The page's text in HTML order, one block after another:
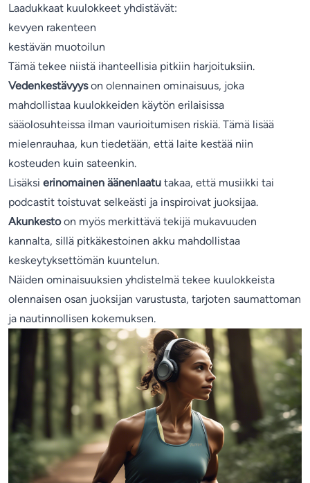
Laadukkaat kuulokkeet yhdistävät:
kevyen rakenteen
kestävän muotoilun
Tämä tekee niistä ihanteellisia pitkiin harjoituksiin.
Vedenkestävyyson olennainen ominaisuus, joka
mahdollistaa kuulokkeiden käytön erilaisissa
sääolosuhteissa ilman vaurioitumisen riskiä. Tämä lisää
mielenrauhaa, kun tiedetään, että laite kestää niin
kosteuden kuin sateenkin.
Lisäksi erinomainen äänenlaatu takaa, että musiikki tai
podcastit toistuvat selkeästi ja inspiroivat juoksijaa.
Akunkestoon myös merkittävä tekijä mukavuuden
kannalta, sillä pitkäkestoinen akku mahdollistaa
keskeytyksettömän kuuntelun.
Näiden ominaisuuksien yhdistelmä tekee kuulokkeista
olennaisen osan juoksijan varustusta, tarjoten saumattoman
ja nautinnollisen kokemuksen.